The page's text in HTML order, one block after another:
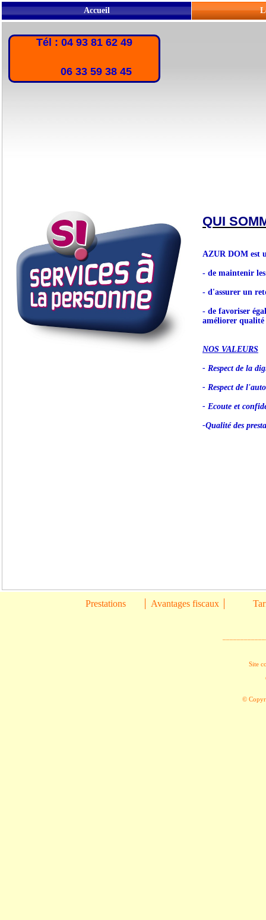
Accueil
Tél : 04 93 81 62 49
06 33 59 38 45
QUI
AZUR DOM est
- de maintenir les
- d'assurer un
- de favoriser
améliorer
NOS VALEURS
- Respect de la
- Respect de
- Ecoute et
-Qualité des
Prestations Avantages fiscaux
Site
©